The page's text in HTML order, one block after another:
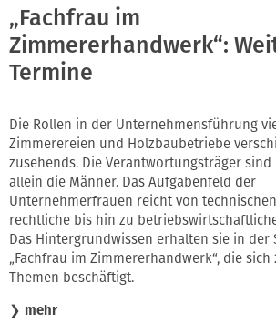
„Fachfrau im
Zimmererhandwerk“:
Termine
Die Rollen in der Unternehmensführung
Zimmerereien und Holzbaubetriebe
zusehends. Die Verantwortungsträger
allein die Männer. Das Aufgabenfeld der
Unternehmerfrauen reicht von
rechtliche bis hin zu
Das Hintergrundwissen erhalten sie in der
„Fachfrau im Zimmererhandwerk“, die sich
Themen beschäftigt.
❯ mehr